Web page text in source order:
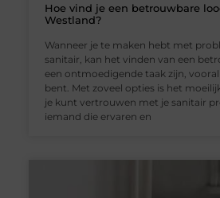
Hoe vind je een betrouwbare
Westland?
Wanneer je te maken hebt met
sanitair, kan het vinden van een
een ontmoedigende taak zijn, vooral
bent. Met zoveel opties is het
je kunt vertrouwen met je sanitair
iemand die ervaren en